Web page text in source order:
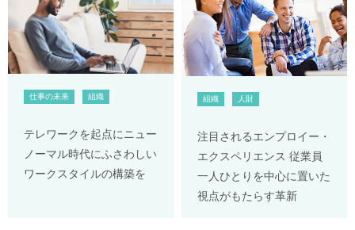
仕事の未来 組織
テレワークを起点にニュー
ノーマル時代にふさわしい
ワークスタイルの構築を
組織 人財
注目されるエンプロイー・
エクスペリエンス 従業員
一人ひとりを中心に置いた
視点がもたらす革新